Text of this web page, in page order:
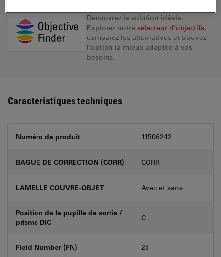
Découvrez la solution idéale.
Explorez notre sélecteur d’objectifs,
comparez les alternatives et trouvez
l’option la mieux adaptée à vos
besoins.
Caractéristiques techniques
Numéro de produit 11506242
BAGUE DE CORRECTION (CORR) CORR
LAMELLE COUVRE-OBJET Avec et sans
Position de la pupille de sortie /
prisme DIC
C
Field Number (FN) 25